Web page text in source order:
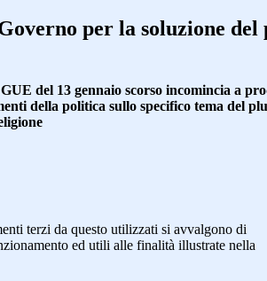
per la soluzione
del 13 gennaio scorso incomincia a
della politica sullo specifico tema del
terzi da questo utilizzati si avvalgono di
ed utili alle finalità illustrate nella